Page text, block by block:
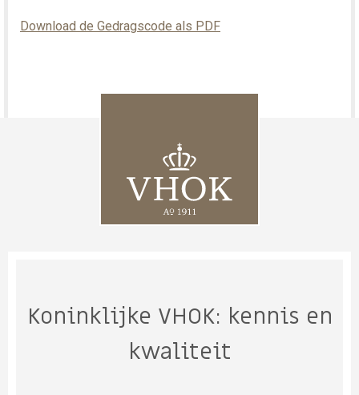
Download de Gedragscode als PDF
Koninklijke VHOK: kennis en
kwaliteit